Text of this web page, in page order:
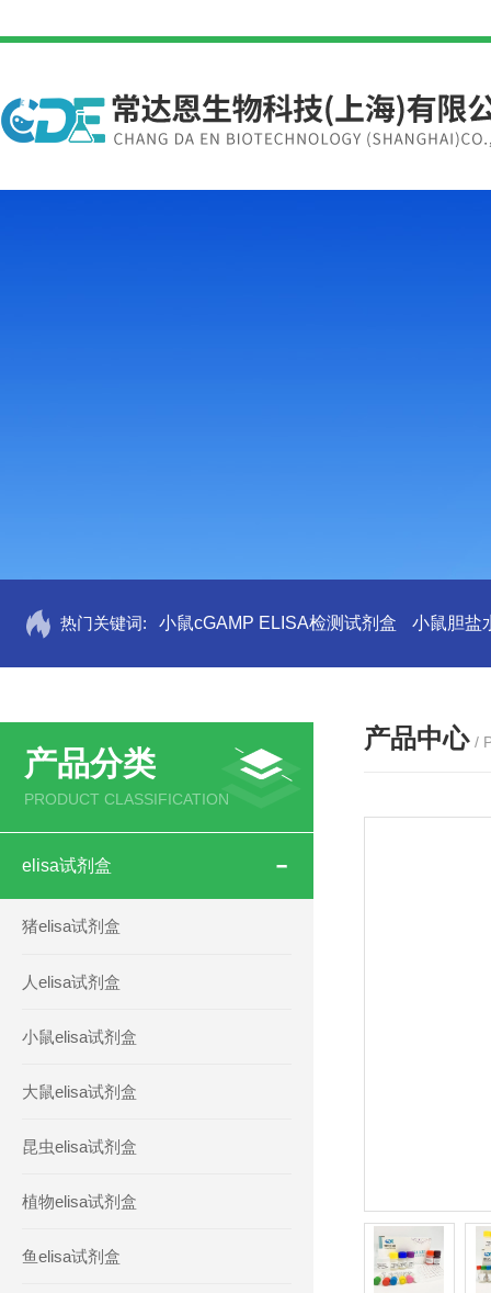
热门关键词: 小鼠cGAMP ELISA检测试剂盒 小鼠胆盐
产品分类
PRODUCT CLASSIFICATION
elisa试剂盒
猪elisa试剂盒
人elisa试剂盒
小鼠elisa试剂盒
大鼠elisa试剂盒
昆虫elisa试剂盒
植物elisa试剂盒
鱼elisa试剂盒
产品中心 /